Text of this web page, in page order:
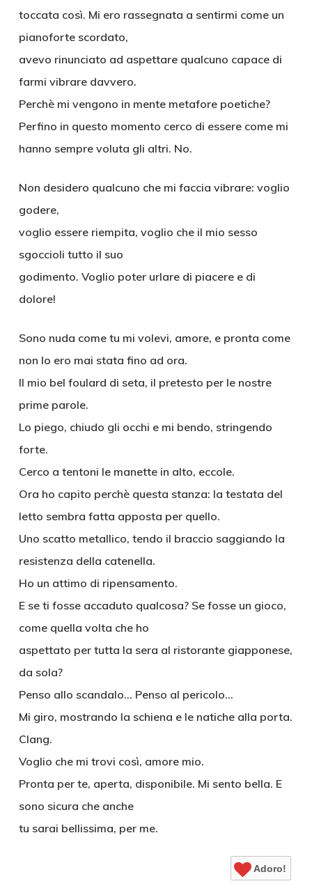
toccata così. Mi ero rassegnata a sentirmi come un
pianoforte scordato,
avevo rinunciato ad aspettare qualcuno capace di
farmi vibrare davvero.
Perchè mi vengono in mente metafore poetiche?
Perfino in questo momento cerco di essere come mi
hanno sempre voluta gli altri. No.
Non desidero qualcuno che mi faccia vibrare: voglio
godere,
voglio essere riempita, voglio che il mio sesso
sgoccioli tutto il suo
godimento. Voglio poter urlare di piacere e di
dolore!
Sono nuda come tu mi volevi, amore, e pronta come
non lo ero mai stata fino ad ora.
Il mio bel foulard di seta, il pretesto per le nostre
prime parole.
Lo piego, chiudo gli occhi e mi bendo, stringendo
forte.
Cerco a tentoni le manette in alto, eccole.
Ora ho capito perchè questa stanza: la testata del
letto sembra fatta apposta per quello.
Uno scatto metallico, tendo il braccio saggiando la
resistenza della catenella.
Ho un attimo di ripensamento.
E se ti fosse accaduto qualcosa? Se fosse un gioco,
come quella volta che ho
aspettato per tutta la sera al ristorante giapponese,
da sola?
Penso allo scandalo… Penso al pericolo…
Mi giro, mostrando la schiena e le natiche alla porta.
Clang.
Voglio che mi trovi così, amore mio.
Pronta per te, aperta, disponibile. Mi sento bella. E
sono sicura che anche
tu sarai bellissima, per me.
Adoro!